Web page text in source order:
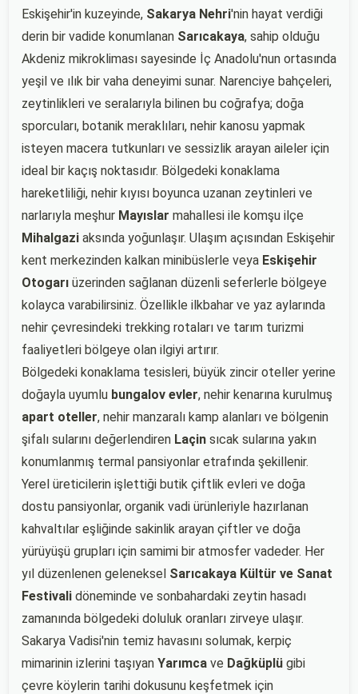
Eskişehir'in kuzeyinde, Sakarya Nehri'nin hayat verdiği
derin bir vadide konumlanan Sarıcakaya, sahip olduğu
Akdeniz mikrokliması sayesinde İç Anadolu'nun ortasında
yeşil ve ılık bir vaha deneyimi sunar. Narenciye bahçeleri,
zeytinlikleri ve seralarıyla bilinen bu coğrafya; doğa
sporcuları, botanik meraklıları, nehir kanosu yapmak
isteyen macera tutkunları ve sessizlik arayan aileler için
ideal bir kaçış noktasıdır. Bölgedeki konaklama
hareketliliği, nehir kıyısı boyunca uzanan zeytinleri ve
narlarıyla meşhur Mayıslar mahallesi ile komşu ilçe
Mihalgazi aksında yoğunlaşır. Ulaşım açısından Eskişehir
kent merkezinden kalkan minibüslerle veya Eskişehir
Otogarı üzerinden sağlanan düzenli seferlerle bölgeye
kolayca varabilirsiniz. Özellikle ilkbahar ve yaz aylarında
nehir çevresindeki trekking rotaları ve tarım turizmi
faaliyetleri bölgeye olan ilgiyi artırır.
Bölgedeki konaklama tesisleri, büyük zincir oteller yerine
doğayla uyumlu bungalov evler, nehir kenarına kurulmuş
apart oteller, nehir manzaralı kamp alanları ve bölgenin
şifalı sularını değerlendiren Laçin sıcak sularına yakın
konumlanmış termal pansiyonlar etrafında şekillenir.
Yerel üreticilerin işlettiği butik çiftlik evleri ve doğa
dostu pansiyonlar, organik vadi ürünleriyle hazırlanan
kahvaltılar eşliğinde sakinlik arayan çiftler ve doğa
yürüyüşü grupları için samimi bir atmosfer vadeder. Her
yıl düzenlenen geleneksel Sarıcakaya Kültür ve Sanat
Festivali döneminde ve sonbahardaki zeytin hasadı
zamanında bölgedeki doluluk oranları zirveye ulaşır.
Sakarya Vadisi'nin temiz havasını solumak, kerpiç
mimarinin izlerini taşıyan Yarımca ve Dağküplü gibi
çevre köylerin tarihi dokusunu keşfetmek için